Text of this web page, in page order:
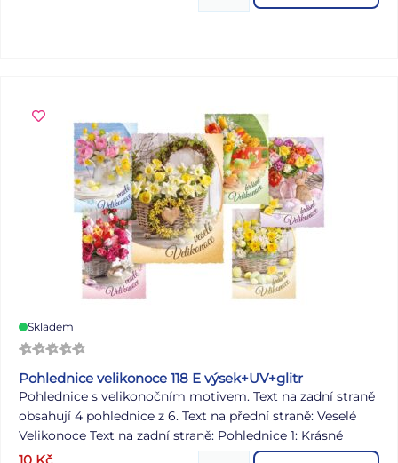
Skladem
Pohlednice velikonoce 118 E výsek+UV+glitr
Pohlednice s velikonočním motivem. Text na zadní straně
obsahují 4 pohlednice z 6. Text na přední straně: Veselé
Velikonoce Text na zadní straně: Pohlednice 1: Krásné
prožití velikonočních svátků a bohatou pomlázku ze srdce